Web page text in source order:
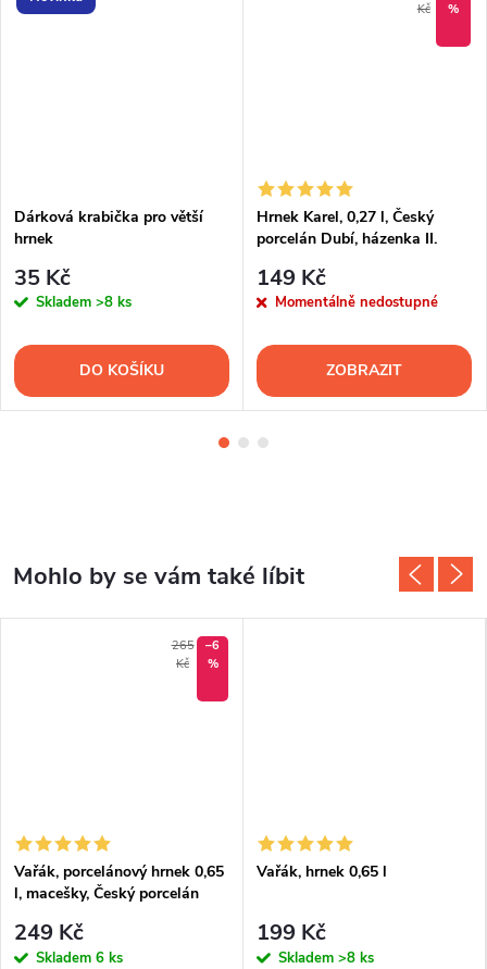
Dárková krabička pro větší
hrnek
35 Kč
Skladem >8 ks
DO KOŠÍKU
Kč %
Hrnek Karel, 0,27 l, Český
porcelán Dubí, házenka II.
149 Kč
Momentálně nedostupné
ZOBRAZIT
265
Kč
–6
%
Vařák, porcelánový hrnek 0,65
l, macešky, Český porcelán
249 Kč
Skladem 6 ks
Vařák, hrnek 0,65 l
199 Kč
Skladem >8 ks